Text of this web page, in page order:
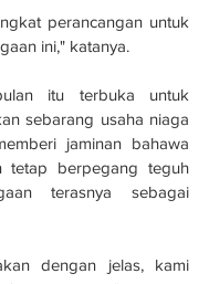
perancangan untuk
ini," katanya.
itu terbuka untuk
sebarang usaha niaga
jaminan bahawa
tetap berpegang teguh
terasnya sebagai
dengan jelas, kami